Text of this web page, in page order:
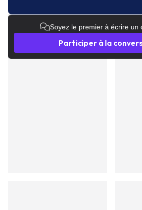
Soyez le premier à écrire un
Participer à la